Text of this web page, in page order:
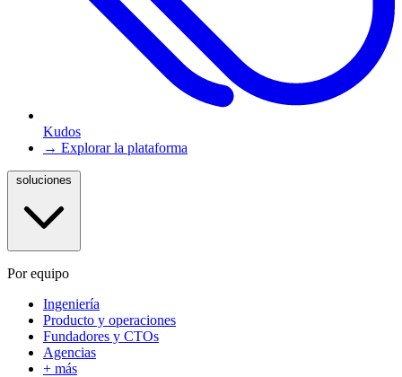
Kudos
→ Explorar la plataforma
Por equipo
Ingeniería
Producto y operaciones
Fundadores y CTOs
Agencias
+ más